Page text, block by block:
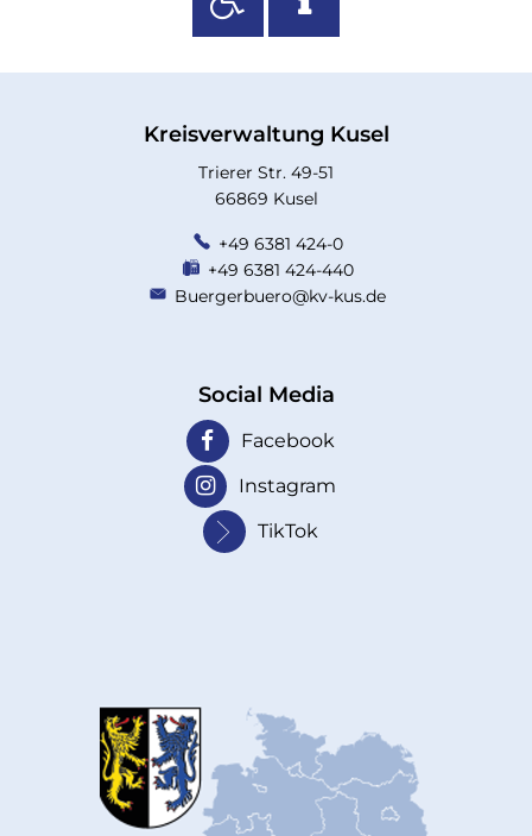
Kreisverwaltung Kusel
Trierer Str. 49-51
66869 Kusel
+49 6381 424-0
+49 6381 424-440
Buergerbuero@kv-kus.de
Social Media
Facebook
Instagram
TikTok